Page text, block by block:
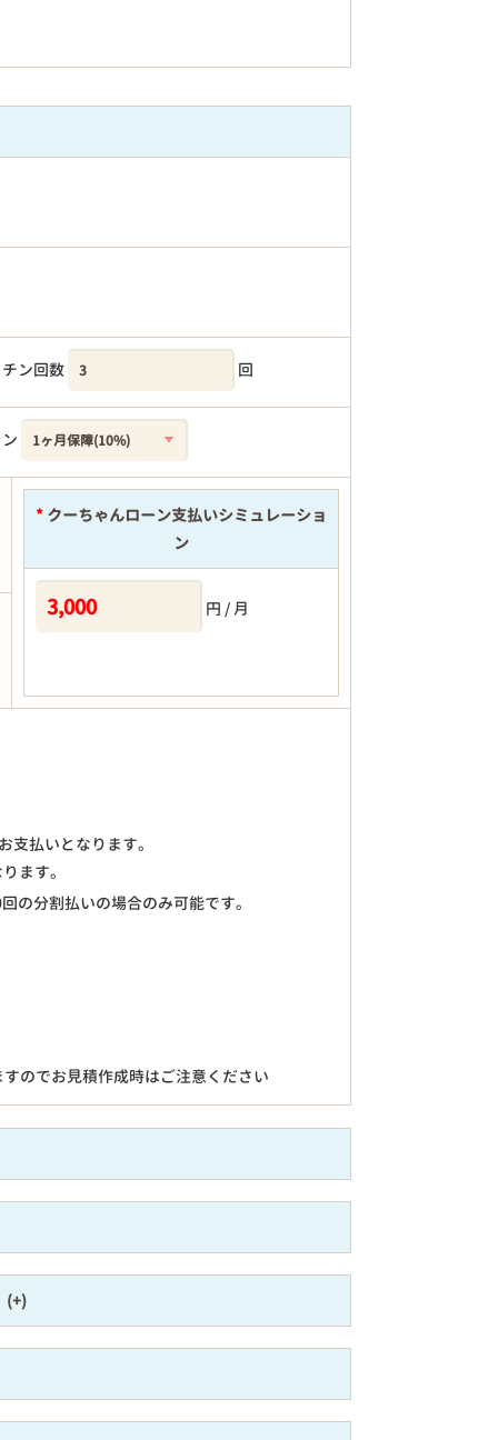
ン回数 回
* クーちゃんローン支払いシミュレーショ
ン
円 / 月
支払いとなります。
ます。
の分割払いの場合のみ可能です。
のでお見積作成時はご注意ください